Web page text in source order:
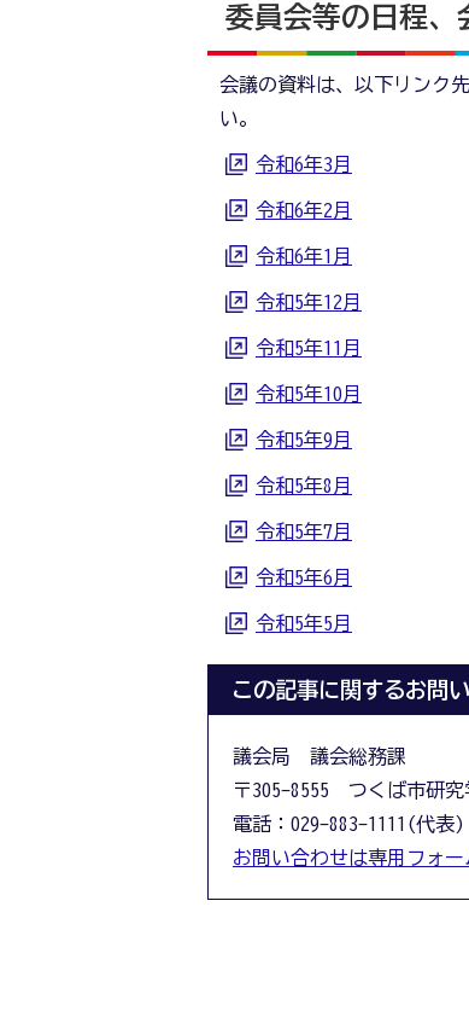
委員会等の日程、
会議の資料は、以下リンク
い。
令和6年3月
令和6年2月
令和6年1月
令和5年12月
令和5年11月
令和5年10月
令和5年9月
令和5年8月
令和5年7月
令和5年6月
令和5年5月
この記事に関するお問
議会局 議会総務課
〒305-8555 つくば市研究
電話：029-883-1111(代
お問い合わせは専用フォー